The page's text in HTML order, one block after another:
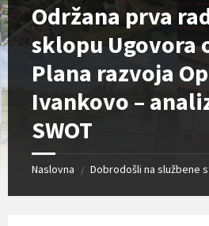
Održana prva
sklopu Ugovora
Plana razvoja
Ivankovo –
SWOT
Naslovna / Dobrodošli na službene